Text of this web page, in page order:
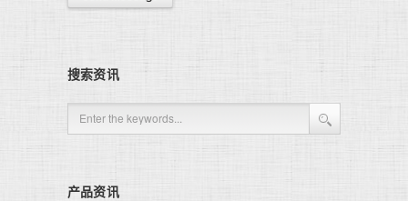
搜索资讯
产品资讯